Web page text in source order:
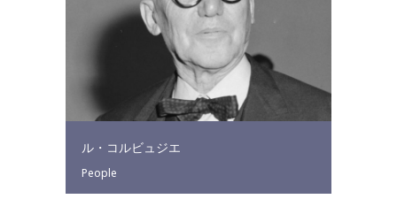
ル・コルビュジエ
People